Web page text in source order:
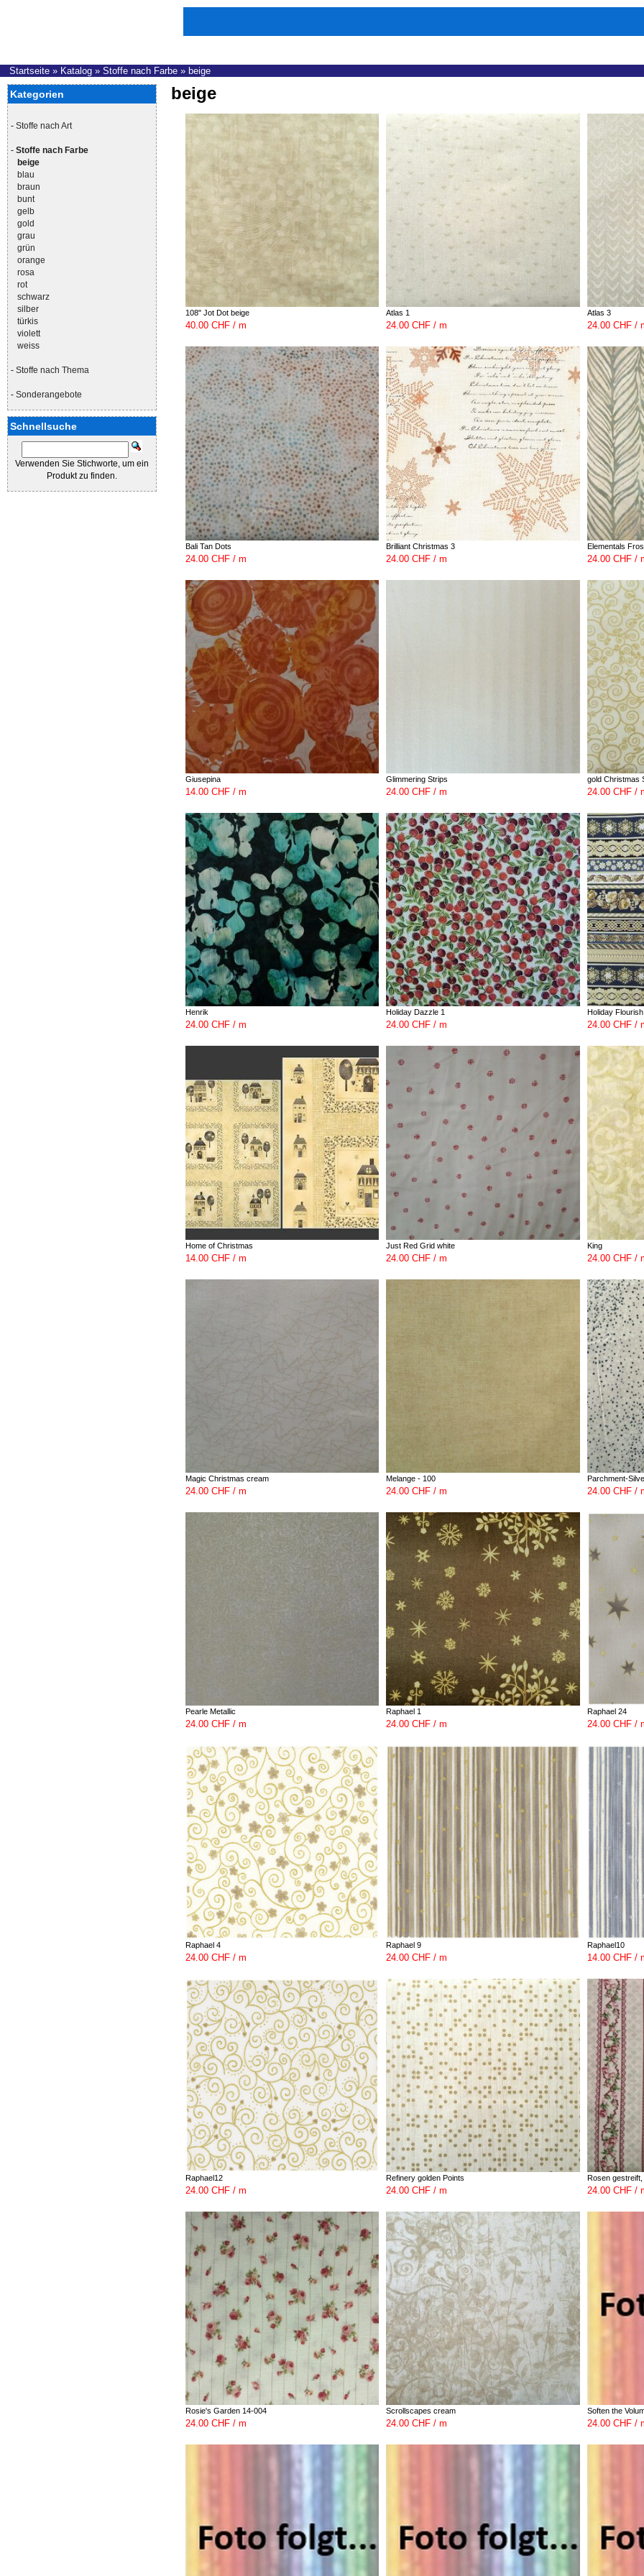
Startseite » Katalog » Stoffe nach Farbe » beige
Kategorien
- Stoffe nach Art
- Stoffe nach Farbe
beige
blau
braun
bunt
gelb
gold
grau
grün
orange
rosa
rot
schwarz
silber
türkis
violett
weiss
- Stoffe nach Thema
- Sonderangebote
Schnellsuche
Verwenden Sie Stichworte, um ein
Produkt zu finden.
beige
108" Jot Dot beige
40.00 CHF / m
Atlas 1
24.00 CHF / m
Atlas 3
24.00 CHF /
Bali Tan Dots
24.00 CHF / m
Brilliant Christmas 3
24.00 CHF / m
Elementals
24.00 CHF /
Giusepina
14.00 CHF / m
Glimmering Strips
24.00 CHF / m
gold Christmas
24.00 CHF /
Henrik
24.00 CHF / m
Holiday Dazzle 1
24.00 CHF / m
Holiday
24.00 CHF /
Home of Christmas
14.00 CHF / m
Just Red Grid white
24.00 CHF / m
King
24.00 CHF /
Magic Christmas cream
24.00 CHF / m
Melange - 100
24.00 CHF / m
Parchment-
24.00 CHF /
Pearle Metallic
24.00 CHF / m
Raphael 1
24.00 CHF / m
Raphael 24
24.00 CHF /
Raphael 4
24.00 CHF / m
Raphael 9
24.00 CHF / m
Raphael10
14.00 CHF /
Raphael12
24.00 CHF / m
Refinery golden Points
24.00 CHF / m
Rosen
24.00 CHF /
Rosie's Garden 14-004
24.00 CHF / m
Scrollscapes cream
24.00 CHF / m
Soften the
24.00 CHF /